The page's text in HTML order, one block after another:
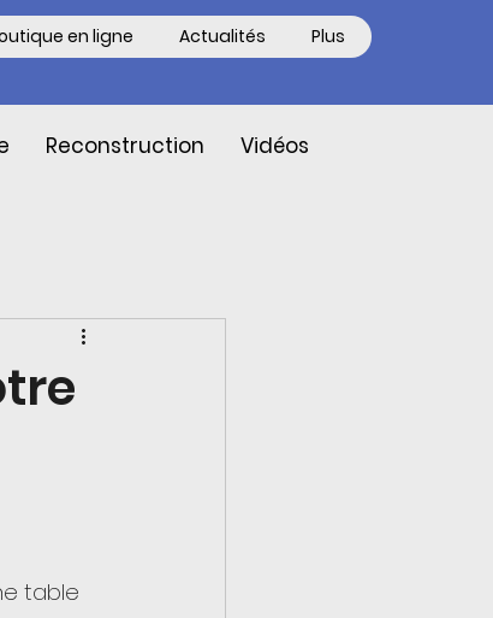
en ligne Actualités Plus
Reconstruction Vidéos
table